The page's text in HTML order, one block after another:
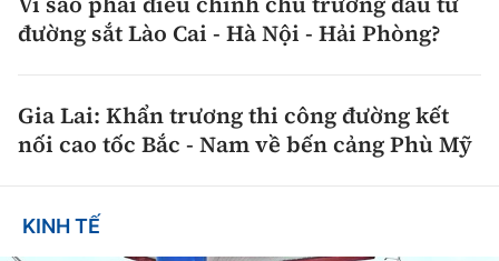
đường sắt Lào Cai - Hà Nội - Hải Phòng?
Gia Lai: Khẩn trương thi công đường kết
nối cao tốc Bắc - Nam về bến cảng Phù Mỹ
KINH TẾ